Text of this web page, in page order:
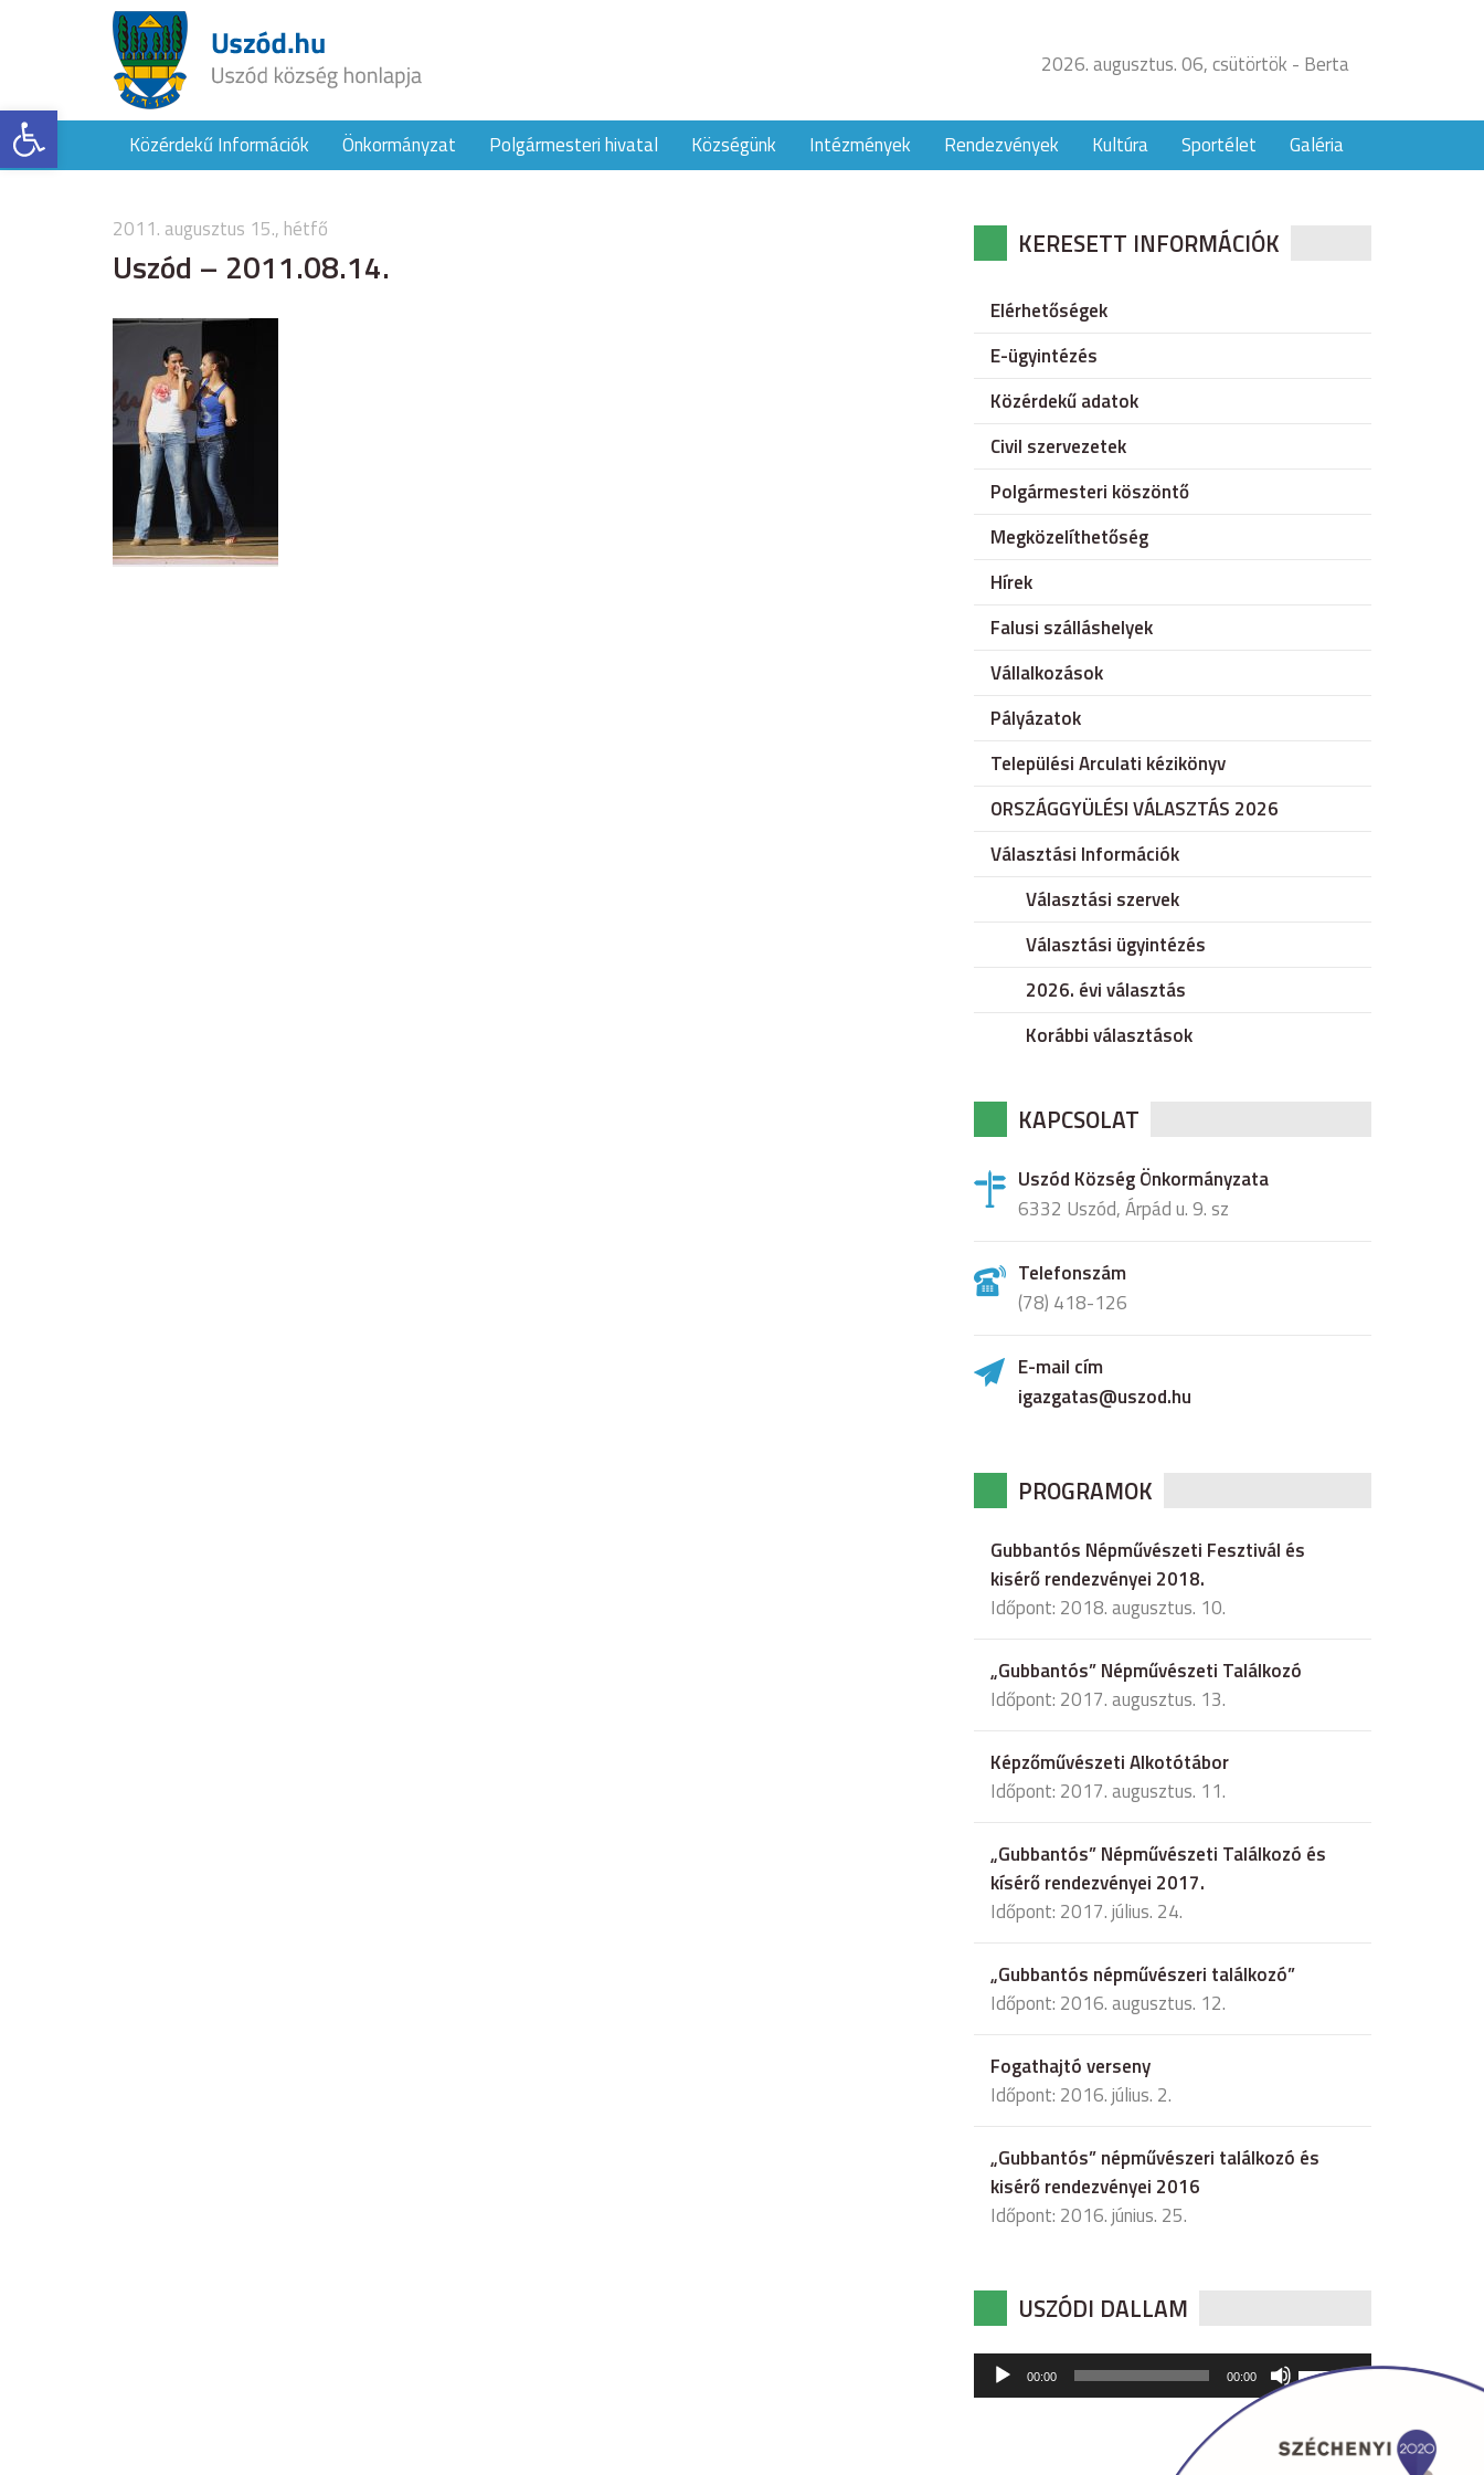
Eszköztár megnyitása
2026. augusztus. 06, csütörtök - Berta
Közérdekű Információk Önkormányzat Polgármesteri hivatal Községünk Intézmények Rendezvények Kultúra Sportélet Galéria
2011. augusztus 15., hétfő
Uszód – 2011.08.14. KERESETT INFORMÁCIÓK
Elérhetőségek
E-ügyintézés
Közérdekű adatok
Civil szervezetek
Polgármesteri köszöntő
Megközelíthetőség
Hírek
Falusi szálláshelyek
Vállalkozások
Pályázatok
Települési Arculati kézikönyv
ORSZÁGGYÜLÉSI VÁLASZTÁS 2026
Választási Információk
Választási szervek
Választási ügyintézés
2026. évi választás
Korábbi választások
KAPCSOLAT
Uszód Község Önkormányzata
6332 Uszód, Árpád u. 9. sz
Telefonszám
(78) 418-126
E-mail cím
igazgatas@uszod.hu
PROGRAMOK
Gubbantós Népművészeti Fesztivál és
kisérő rendezvényei 2018.
Időpont: 2018. augusztus. 10.
„Gubbantós” Népművészeti Találkozó
Időpont: 2017. augusztus. 13.
Képzőművészeti Alkotótábor
Időpont: 2017. augusztus. 11.
„Gubbantós” Népművészeti Találkozó és
kísérő rendezvényei 2017.
Időpont: 2017. július. 24.
„Gubbantós népművészeri találkozó”
Időpont: 2016. augusztus. 12.
Fogathajtó verseny
Időpont: 2016. július. 2.
„Gubbantós” népművészeri találkozó és
kisérő rendezvényei 2016
Időpont: 2016. június. 25.
USZÓDI DALLAM
Audió
lejátszó
00:00 00:00
hangerő
csökkentéséhez